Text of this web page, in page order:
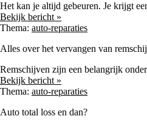
Het kan je altijd gebeuren. Je krijgt
Bekijk bericht »
Thema: auto-reparaties
Alles over het vervangen van
Remschijven zijn een belangrijk
Bekijk bericht »
Thema: auto-reparaties
Auto total loss en dan?